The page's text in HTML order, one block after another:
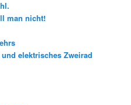
man nicht!
elektrisches Zweirad